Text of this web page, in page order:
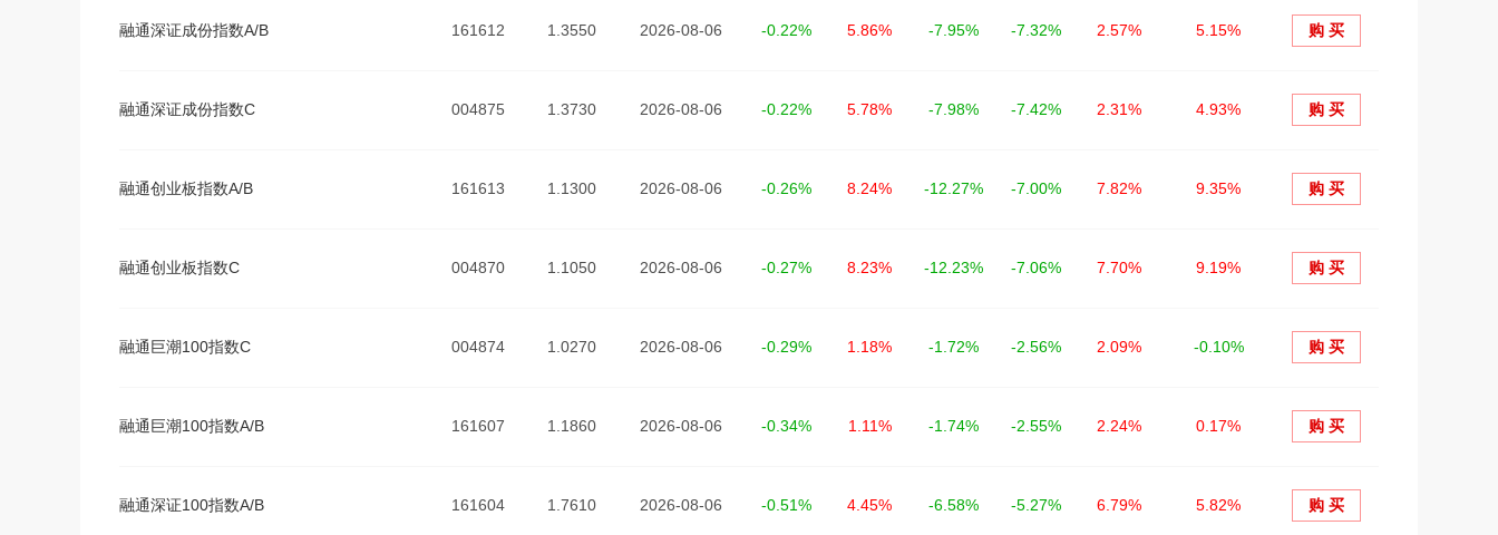
融通深证成份指数A/B 161612 1.3550 2026-08-06 -0.22% 5.86% -7.95% -7.32% 2.57% 5.15% 购 买
融通深证成份指数C 004875 1.3730 2026-08-06 -0.22% 5.78% -7.98% -7.42% 2.31% 4.93% 购 买
融通创业板指数A/B 161613 1.1300 2026-08-06 -0.26% 8.24% -12.27% -7.00% 7.82% 9.35% 购 买
融通创业板指数C 004870 1.1050 2026-08-06 -0.27% 8.23% -12.23% -7.06% 7.70% 9.19% 购 买
融通巨潮100指数C 004874 1.0270 2026-08-06 -0.29% 1.18% -1.72% -2.56% 2.09% -0.10% 购 买
融通巨潮100指数A/B 161607 1.1860 2026-08-06 -0.34% 1.11% -1.74% -2.55% 2.24% 0.17% 购 买
融通深证100指数A/B 161604 1.7610 2026-08-06 -0.51% 4.45% -6.58% -5.27% 6.79% 5.82% 购 买